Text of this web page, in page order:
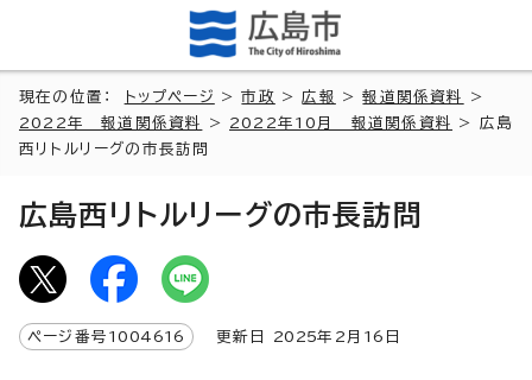
現在の位置： トップページ >市政 >広報 >報道関係資料
>
2022年 報道関係資料
> 2022年10月 報道関係資料
> 広島
西リトルリーグの市長訪問
広島西リトルリーグの市長訪問
ページ番号 1004616 更新日 2025年2月 16 日